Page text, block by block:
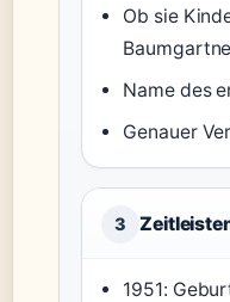
Ob sie
Name des
Genauer
3
1951: